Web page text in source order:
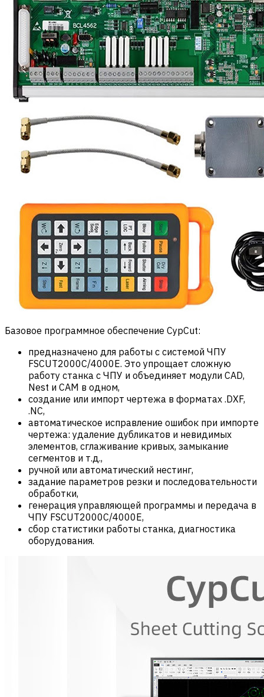
Базовое программное обеспечение CypCut:
предназначено для работы с системой ЧПУ
FSCUT2000С/4000E. Это упрощает сложную
работу станка с ЧПУ и объединяет модули CAD,
Nest и CAM в одном,
создание или импорт чертежа в форматах .DXF,
.NC,
автоматическое исправление ошибок при импорте
чертежа: удаление дубликатов и невидимых
элементов, сглаживание кривых, замыкание
сегментов и т.д.,
ручной или автоматический нестинг,
задание параметров резки и последовательности
обработки,
генерация управляющей программы и передача в
ЧПУ FSCUT2000С/4000E,
сбор статистики работы станка, диагностика
оборудования.